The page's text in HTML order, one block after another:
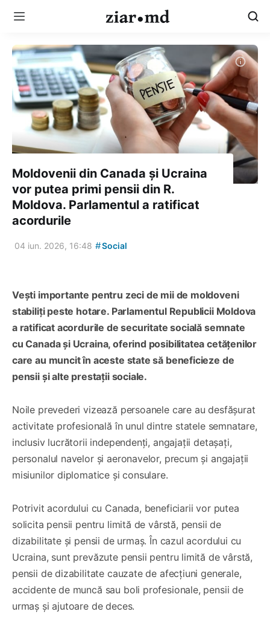
Moldovenii din Canada și Ucraina
vor putea primi pensii din R.
Moldova. Parlamentul a ratificat
acordurile
04 iun. 2026, 16:48 #Social
Vești importante pentru zeci de mii de moldoveni
stabiliți peste hotare. Parlamentul Republicii Moldova
a ratificat acordurile de securitate socială semnate
cu Canada și Ucraina, oferind posibilitatea cetățenilor
care au muncit în aceste state să beneficieze de
pensii și alte prestații sociale.
Noile prevederi vizează persoanele care au desfășurat
activitate profesională în unul dintre statele semnatare,
inclusiv lucrătorii independenți, angajații detașați,
personalul navelor și aeronavelor, precum și angajații
misiunilor diplomatice și consulare.
Potrivit acordului cu Canada, beneficiarii vor putea
solicita pensii pentru limită de vârstă, pensii de
dizabilitate și pensii de urmaș. În cazul acordului cu
Ucraina, sunt prevăzute pensii pentru limită de vârstă,
pensii de dizabilitate cauzate de afecțiuni generale,
accidente de muncă sau boli profesionale, pensii de
urmaș și ajutoare de deces.